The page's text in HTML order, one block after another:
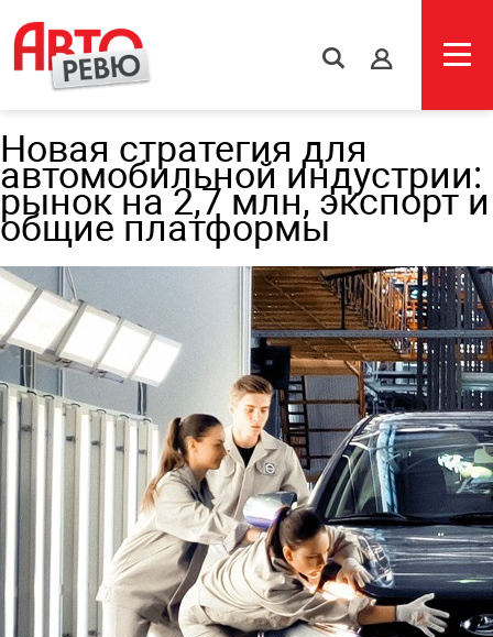
s
Новая стратегия для
автомобильной индустрии:
рынок на 2,7 млн, экспорт и
общие платформы